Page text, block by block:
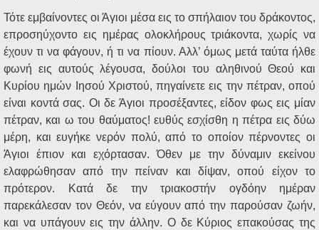
Τότε εμβαίνοντες οι Άγιοι μέσα εις το σπήλαιον του δράκοντος,
επροσηύχοντο εις ημέρας ολοκλήρους τριάκοντα, χωρίς να
έχουν τι να φάγουν, ή τι να πίουν. Αλλ’ όμως μετά ταύτα ήλθε
φωνή εις αυτούς λέγουσα, δούλοι του αληθινού Θεού και
Κυρίου ημών Ιησού Χριστού, πηγαίνετε εις την πέτραν, οπού
είναι κοντά σας. Οι δε Άγιοι προσέξαντες, είδον φως εις μίαν
πέτραν, και ω του θαύματος! ευθύς εσχίσθη η πέτρα εις δύω
μέρη, και ευγήκε νερόν πολύ, από το οποίον πέρνοντες οι
Άγιοι έπιον και εχόρτασαν. Όθεν με την δύναμιν εκείνου
ελαφρώθησαν από την πείναν και δίψαν, οπού είχον το
πρότερον. Κατά δε την τριακοστήν ογδόην ημέραν
παρεκάλεσαν τον Θεόν, να εύγουν από την παρούσαν ζωήν,
και να υπάγουν εις την άλλην. Ο δε Κύριος επακούσας της